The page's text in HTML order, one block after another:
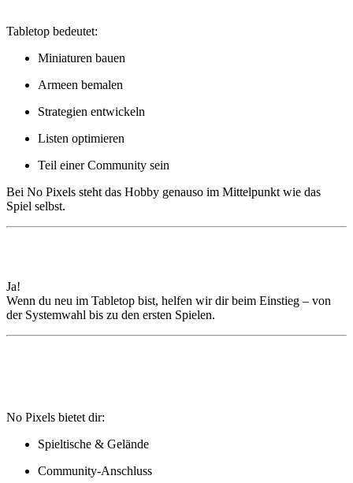
Tabletop bedeutet:
Miniaturen bauen
Armeen bemalen
Strategien entwickeln
Listen optimieren
Teil einer Community sein
Bei No Pixels steht das Hobby genauso im Mittelpunkt wie das
Spiel selbst.
Ja!
Wenn du neu im Tabletop bist, helfen wir dir beim Einstieg – von
der Systemwahl bis zu den ersten Spielen.
No Pixels bietet dir:
Spieltische & Gelände
Community-Anschluss